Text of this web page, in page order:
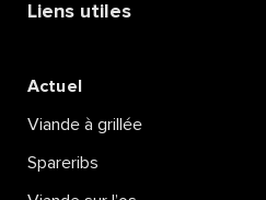
Liens utiles
Actuel
Viande à grillée
Spareribs